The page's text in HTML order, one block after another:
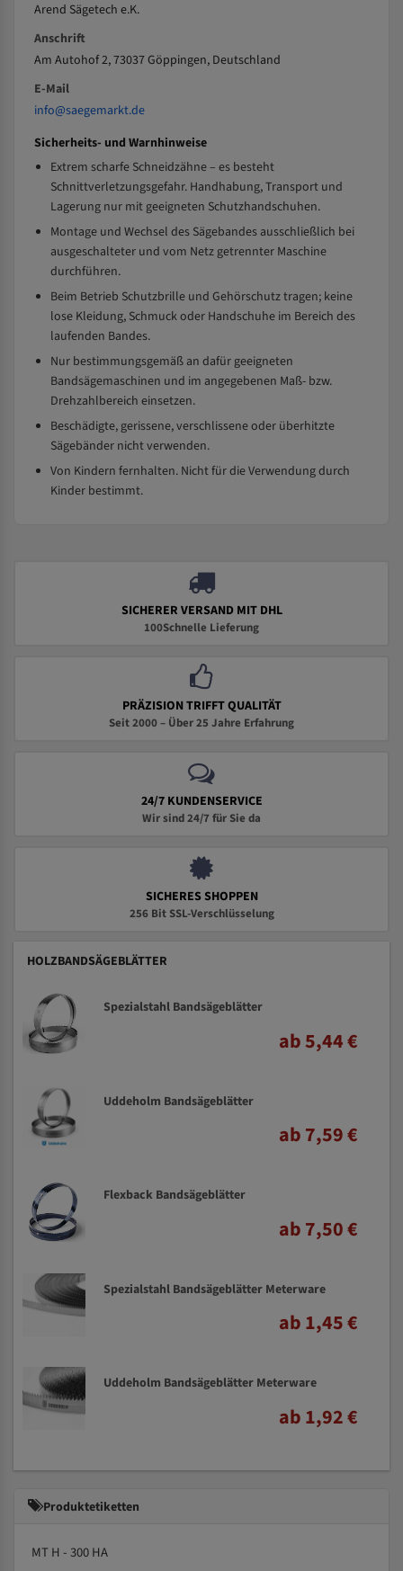
Arend Sägetech e.K.
Anschrift
Am Autohof 2, 73037 Göppingen, Deutschland
E-Mail
info@saegemarkt.de
Sicherheits- und Warnhinweise
Extrem scharfe Schneidzähne – es besteht
Schnittverletzungsgefahr. Handhabung, Transport und
Lagerung nur mit geeigneten Schutzhandschuhen.
Montage und Wechsel des Sägebandes ausschließlich bei
ausgeschalteter und vom Netz getrennter Maschine
durchführen.
Beim Betrieb Schutzbrille und Gehörschutz tragen; keine
lose Kleidung, Schmuck oder Handschuhe im Bereich des
laufenden Bandes.
Nur bestimmungsgemäß an dafür geeigneten
Bandsägemaschinen und im angegebenen Maß- bzw.
Drehzahlbereich einsetzen.
Beschädigte, gerissene, verschlissene oder überhitzte
Sägebänder nicht verwenden.
Von Kindern fernhalten. Nicht für die Verwendung durch
Kinder bestimmt.
SICHERER VERSAND MIT DHL
100Schnelle Lieferung
PRÄZISION TRIFFT QUALITÄT
Seit 2000 – Über 25 Jahre Erfahrung
24/7 KUNDENSERVICE
Wir sind 24/7 für Sie da
SICHERES SHOPPEN
256 Bit SSL-Verschlüsselung
HOLZBANDSÄGEBLÄTTER
Spezialstahl Bandsägeblätter
ab 5,44 €
Uddeholm Bandsägeblätter
ab 7,59 €
Flexback Bandsägeblätter
ab 7,50 €
Spezialstahl Bandsägeblätter Meterware
ab 1,45 €
Uddeholm Bandsägeblätter Meterware
ab 1,92 €
Produktetiketten
MT H - 300 HA